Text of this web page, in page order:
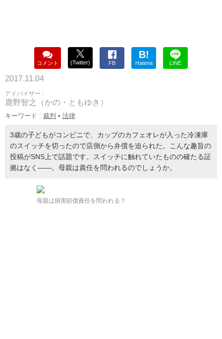
コメント (Twitter) FB
B!
Hatena LINE
2017.11.04
アドバイザー :
鹿野智之（かの・ともゆき）
キーワード : 裁判 • 法律
3歳の子どもがコンビニで、カップのカフェオレが入った冷凍庫
のスイッチを切ったので店側から弁償を迫られた。こんな趣旨の
投稿がSNS上で話題です。スイッチに触れていたものの確たる証
拠はなく――。母親は責任を問われるのでしょうか。
母親は損害賠償責任を問われる？